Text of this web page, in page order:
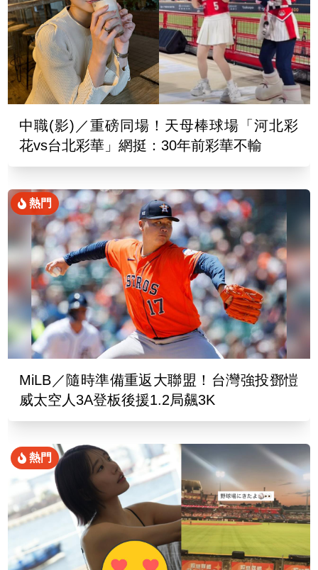
中職(影)／重磅同場！天母棒球場「河北彩
花vs台北彩華」網挺：30年前彩華不輸
熱門
MiLB／隨時準備重返大聯盟！台灣強投鄧愷
威太空人3A登板後援1.2局飆3K
熱門